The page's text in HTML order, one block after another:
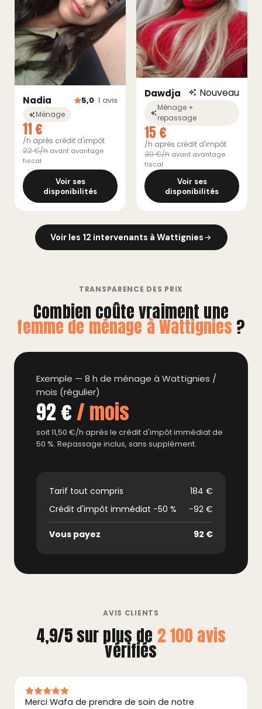
Nadia 5,0· 1 avis
Ménage
11 €
/h après crédit d'impôt
22 €/h avant avantage
fiscal
Voir ses
disponibilités
Dawdja Nouveau
Ménage +
repassage
15 €
/h après crédit d'impôt
30 €/h avant avantage
fiscal
Voir ses
disponibilités
Voir les 12 intervenants à Wattignies
TRANSPARENCE DES PRIX
Combien coûte vraiment une
femme de ménage à Wattignies ?
Exemple — 8 h de ménage à Wattignies /
mois (régulier)
92 €/ mois
soit 11,50 €/h après le crédit d'impôt immédiat de
50 %. Repassage inclus, sans supplément.
Tarif tout compris
184 €
Crédit d'impôt immédiat −50 %
−92 €
Vous payez 92 €
AVIS CLIENTS
4,9/5 sur plus de 2 100 avis
vérifiés
Merci Wafa de prendre de soin de notre